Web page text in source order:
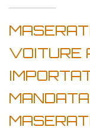
VOITURE